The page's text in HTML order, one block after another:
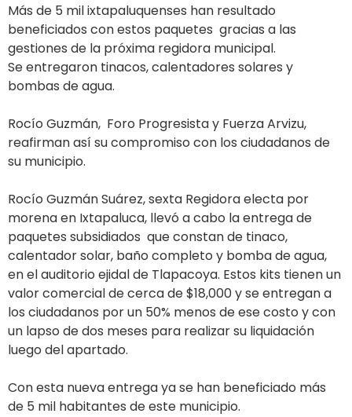
Más de 5 mil ixtapaluquenses han resultado
beneficiados con estos paquetes gracias a las
gestiones de la próxima regidora municipal.
Se entregaron tinacos, calentadores solares y
bombas de agua.
Rocío Guzmán, Foro Progresista y Fuerza Arvizu,
reafirman así su compromiso con los ciudadanos de
su municipio.
Rocío Guzmán Suárez, sexta Regidora electa por
morena en Ixtapaluca, llevó a cabo la entrega de
paquetes subsidiados que constan de tinaco,
calentador solar, baño completo y bomba de agua,
en el auditorio ejidal de Tlapacoya. Estos kits tienen un
valor comercial de cerca de $18,000 y se entregan a
los ciudadanos por un 50% menos de ese costo y con
un lapso de dos meses para realizar su liquidación
luego del apartado.
Con esta nueva entrega ya se han beneficiado más
de 5 mil habitantes de este municipio.